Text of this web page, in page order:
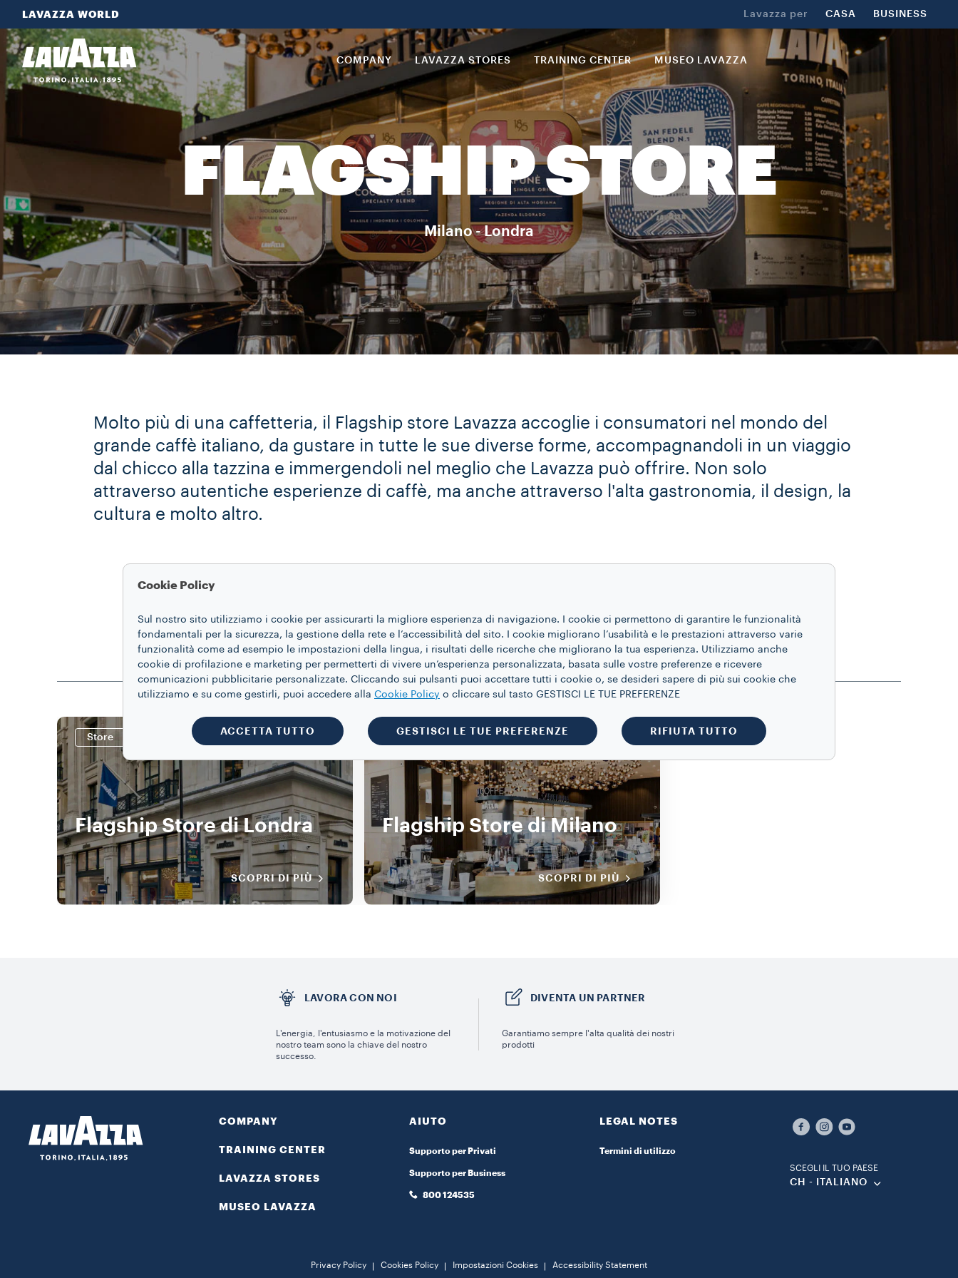
LAVAZZA WORLD Lavazza per CASA BUSINESS
COMPANY LAVAZZA STORES TRAINING CENTER MUSEO LAVAZZA
FLAGSHIP STORE
Milano - Londra
Molto più di una caffetteria, il Flagship store Lavazza accoglie i consumatori nel mondo del
grande caffè italiano, da gustare in tutte le sue diverse forme, accompagnandoli in un viaggio
dal chicco alla tazzina e immergendoli nel meglio che Lavazza può offrire. Non solo
attraverso autentiche esperienze di caffè, ma anche attraverso l'alta gastronomia, il design, la
cultura e molto altro.
I nostri Flagship Store
Store
Flagship Store di Londra
SCOPRI DI PIÙ
Store
Flagship Store di Milano
SCOPRI DI PIÙ
LAVORA CON NOI
L'energia, l'entusiasmo e la motivazione del
nostro team sono la chiave del nostro
successo.
DIVENTA UN PARTNER
Garantiamo sempre l'alta qualità dei nostri
prodotti
COMPANY
TRAINING CENTER
LAVAZZA STORES
MUSEO LAVAZZA
AIUTO
Supporto per Privati
Supporto per Business
800 124535
LEGAL NOTES
Termini di utilizzo
SCEGLI IL TUO PAESE
CH - ITALIANO
Privacy Policy Cookies Policy Impostazioni Cookies Accessibility Statement
Cookie Policy
Sul nostro sito utilizziamo i cookie per assicurarti la migliore esperienza di navigazione. I cookie ci permettono di garantire le funzionalità
fondamentali per la sicurezza, la gestione della rete e l’accessibilità del sito. I cookie migliorano l’usabilità e le prestazioni attraverso varie
funzionalità come ad esempio le impostazioni della lingua, i risultati delle ricerche che migliorano la tua esperienza. Utilizziamo anche
cookie di profilazione e marketing per permetterti di vivere un’esperienza personalizzata, basata sulle vostre preferenze e ricevere
comunicazioni pubblicitarie personalizzate. Cliccando sui pulsanti puoi accettare tutti i cookie o, se desideri sapere di più sui cookie che
utilizziamo e su come gestirli, puoi accedere alla Cookie Policy o cliccare sul tasto GESTISCI LE TUE PREFERENZE
ACCETTA TUTTO GESTISCI LE TUE PREFERENZE RIFIUTA TUTTO